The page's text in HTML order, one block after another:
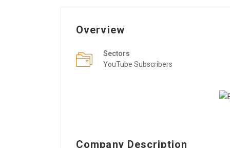
Overview
Sectors
YouTube Subscribers
Company Description